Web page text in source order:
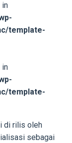
in
template-
in
template-
di rilis oleh
sebagai